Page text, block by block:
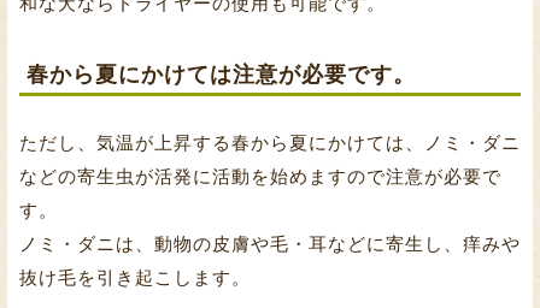
春から夏にかけては注意が必要です。
ただし、気温が上昇する春から夏にかけては、ノミ・ダニ
などの寄生虫が活発に活動を始めますので注意が必要で
す。
ノミ・ダニは、動物の皮膚や毛・耳などに寄生し、痒みや
抜け毛を引き起こします。